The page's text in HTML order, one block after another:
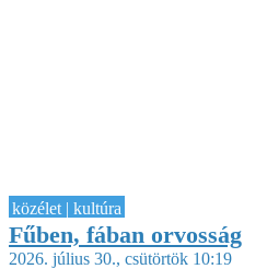
közélet | kultúra
Fűben, fában orvosság
2026. július 30., csütörtök 10:19